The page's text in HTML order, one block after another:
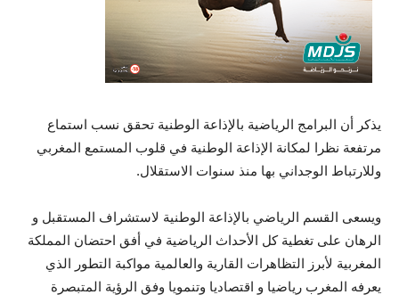
يذكر أن البرامج الرياضية بالإذاعة الوطنية تحقق نسب استماع
مرتفعة نظرا لمكانة الإذاعة الوطنية في قلوب المستمع المغربي
وللارتباط الوجداني بها منذ سنوات الاستقلال.
ويسعى القسم الرياضي بالإذاعة الوطنية لاستشراف المستقبل و
الرهان على تغطية كل الأحداث الرياضية في أفق احتضان المملكة
المغربية لأبرز التظاهرات القارية والعالمية مواكبة التطور الذي
يعرفه المغرب رياضيا و اقتصاديا وتنمويا وفق الرؤية المتبصرة